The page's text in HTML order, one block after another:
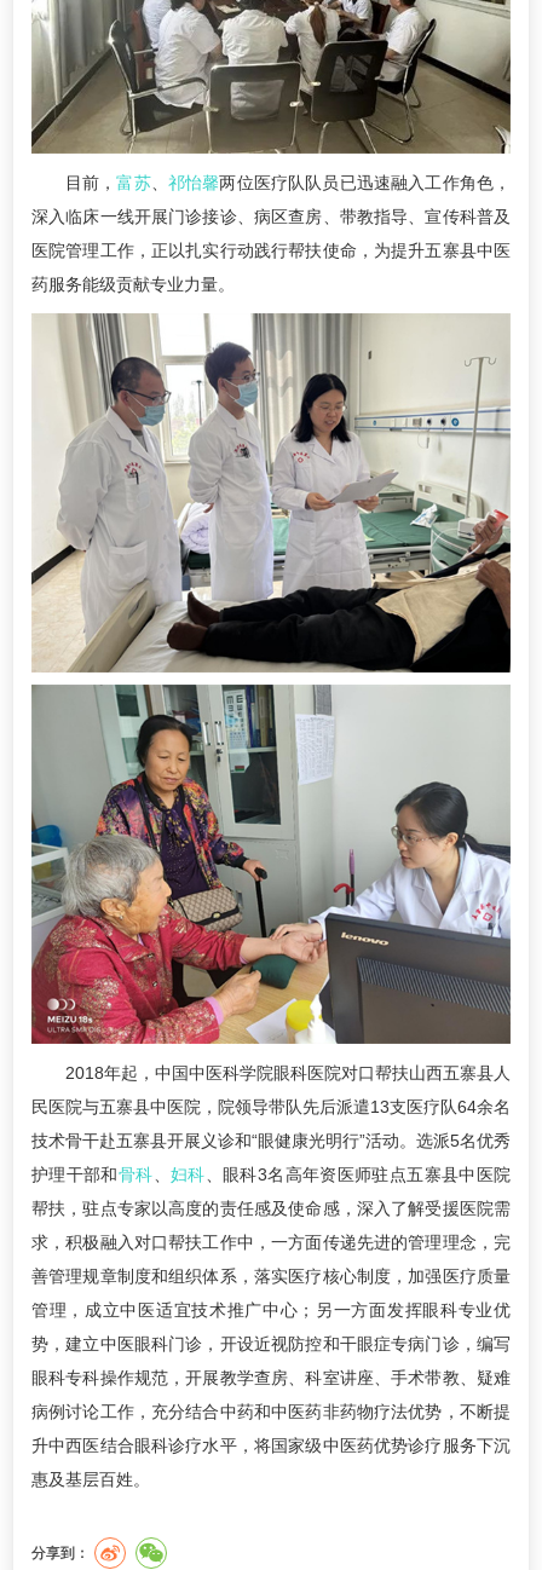
目前，富苏、 祁怡馨两位医疗队队员已迅速融入工作角色，
深入临床一线开展门诊接诊、病区查房、带教指导、宣传科普及
医院管理工作，正以扎实行动践行帮扶使命，为提升五寨县中医
药服务能级贡献专业力量。
2018年起，中国中医科学院眼科医院对口帮扶山西五寨县人
民医院与五寨县中医院，院领导带队先后派遣13支医疗队64余名
技术骨干赴五寨县开展义诊和“眼健康光明行”活动。选派5名优秀
护理干部和骨科 妇科 、眼科3名高年资医师驻点五寨县中医院
帮扶，驻点专家以高度的责任感及使命感，深入了解受援医院需
求，积极融入对口帮扶工作中，一方面传递先进的管理理念，完
善管理规章制度和组织体系，落实医疗核心制度，加强医疗质量
管理，成立中医适宜技术推广中心；另一方面发挥眼科专业优
势，建立中医眼科门诊，开设近视防控和干眼症专病门诊，编写
眼科专科操作规范，开展教学查房、科室讲座、手术带教、疑难
病例讨论工作，充分结合中药和中医药非药物疗法优势，不断提
升中西医结合眼科诊疗水平，将国家级中医药优势诊疗服务下沉
惠及基层百姓。
分享到：